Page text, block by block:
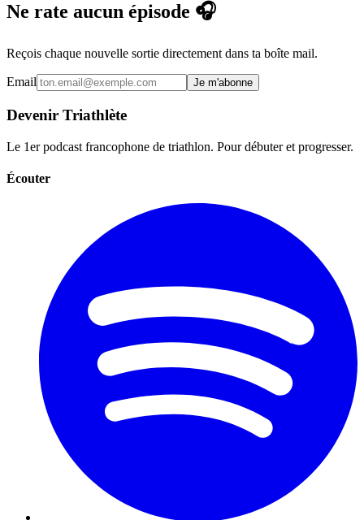
Ne rate aucun épisode 🎧
Reçois chaque nouvelle sortie directement dans ta boîte mail.
Email Je m'abonne
Devenir Triathlète
Le 1er podcast francophone de triathlon. Pour débuter et progresser.
Écouter